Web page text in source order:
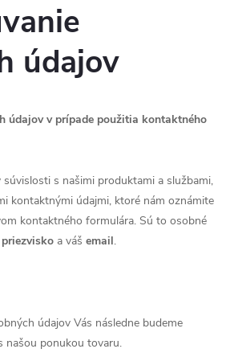
údajov
údajov v prípade použitia kontaktného
s našimi produktami a službami,
kontaktnými údajmi, ktoré nám oznámite
kontaktného formulára. Sú to osobné
a váš email.
údajov Vás následne budeme
našou ponukou tovaru.